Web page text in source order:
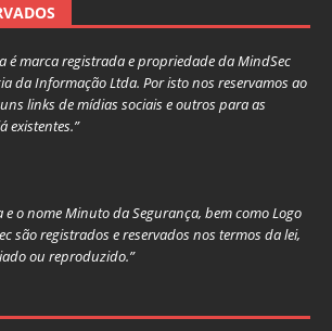
é marca registrada e propriedade da MindSec
da Informação Ltda. Por isto nos reservamos ao
links de mídias sociais e outros para as
existentes.”
e o nome Minuto da Segurança, bem como Logo
são registrados e reservados nos termos da lei,
ou reproduzido.”